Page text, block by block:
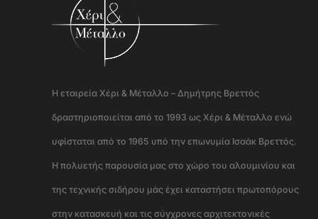
Η εταιρεία Χέρι & Μέταλλο – Δημήτρης Βρεττός
δραστηριοποιείται από το 1993 ως Χέρι & Μέταλλο ενώ
υφίσταται από το 1965 υπό την επωνυμία Ισαάκ Βρεττός.
Η πολυετής παρουσία μας στο χώρο του αλουμινίου και
της τεχνικής σιδήρου μάς έχει καταστήσει πρωτοπόρους
στην κατασκευή και τις σύγχρονες αρχιτεκτονικές